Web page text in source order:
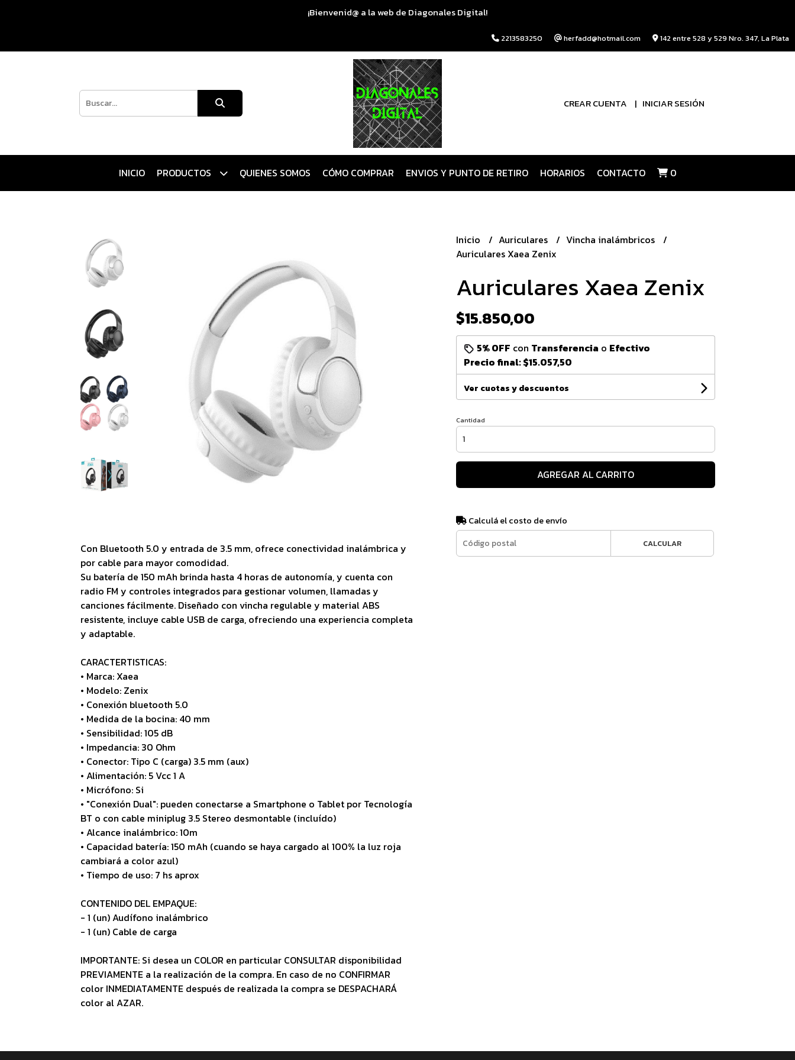
¡Bienvenid@ a la web de Diagonales Digital!
2213583250 herfadd@hotmail.com 142 entre 528 y 529 Nro. 347, La Plata
CREAR CUENTA INICIAR SESIÓN
INICIO PRODUCTOS QUIENES SOMOS CÓMO COMPRAR ENVIOS Y PUNTO DE RETIRO HORARIOS CONTACTO 0
Con Bluetooth 5.0 y entrada de 3.5 mm, ofrece conectividad inalámbrica y
por cable para mayor comodidad.
Su batería de 150 mAh brinda hasta 4 horas de autonomía, y cuenta con
radio FM y controles integrados para gestionar volumen, llamadas y
canciones fácilmente. Diseñado con vincha regulable y material ABS
resistente, incluye cable USB de carga, ofreciendo una experiencia completa
y adaptable.
CARACTERTISTICAS:
• Marca: Xaea
• Modelo: Zenix
• Conexión bluetooth 5.0
• Medida de la bocina: 40 mm
• Sensibilidad: 105 dB
• Impedancia: 30 Ohm
• Conector: Tipo C (carga) 3.5 mm (aux)
• Alimentación: 5 Vcc 1 A
• Micrófono: Si
• "Conexión Dual": pueden conectarse a Smartphone o Tablet por Tecnología
BT o con cable miniplug 3.5 Stereo desmontable (incluído)
• Alcance inalámbrico: 10m
• Capacidad batería: 150 mAh (cuando se haya cargado al 100% la luz roja
cambiará a color azul)
• Tiempo de uso: 7 hs aprox
CONTENIDO DEL EMPAQUE:
- 1 (un) Audífono inalámbrico
- 1 (un) Cable de carga
IMPORTANTE: Si desea un COLOR en particular CONSULTAR disponibilidad
PREVIAMENTE a la realización de la compra. En caso de no CONFIRMAR
color INMEDIATAMENTE después de realizada la compra se DESPACHARÁ
color al AZAR.
Inicio Auriculares
Vincha inalámbricos
Auriculares Xaea Zenix
Auriculares Xaea Zenix
$15.850,00
5% OFF con Transferencia o Efectivo
Precio final:$15.057,50
Ver cuotas y descuentos
Cantidad
AGREGAR AL CARRITO
Calculá el costo de envío
CALCULAR